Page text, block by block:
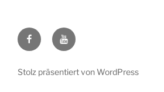
FacebookYoutube
Stolz präsentiert von WordPress